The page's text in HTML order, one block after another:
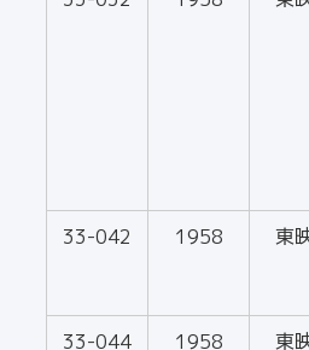
33-042 1958 東
33-044 1958 東